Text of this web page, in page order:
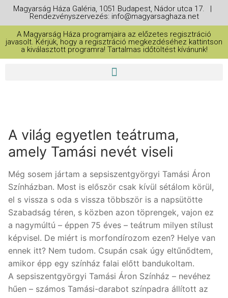
Magyarság Háza Galéria, 1051 Budapest, Nádor utca 17. |
Rendezvényszervezés: info@magyarsaghaza.net
A Magyarság Háza programjaira az előzetes regisztráció
javasolt. Kérjük, hogy a regisztráció megkezdéséhez kattintson
a kiválasztott programra! Tartalmas időtöltést kívánunk!
A világ egyetlen teátruma,
amely Tamási nevét viseli
Még sosem jártam a sepsiszentgyörgyi Tamási Áron
Színházban. Most is először csak kívül sétálom körül,
el s vissza s oda s vissza többször is a napsütötte
Szabadság téren, s közben azon töprengek, vajon ez
a nagymúltú – éppen 75 éves – teátrum milyen stílust
képvisel. De miért is morfondírozom ezen? Helye van
ennek itt? Nem tudom. Csupán csak úgy eltűnődtem,
amikor épp egy színház falai előtt bandukoltam.
A sepsiszentgyörgyi Tamási Áron Színház – nevéhez
hűen – számos Tamási-darabot színpadra állított az